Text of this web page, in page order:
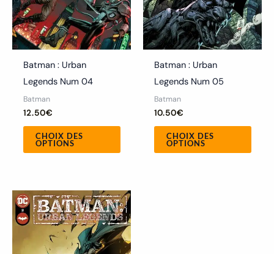
Batman : Urban
Legends Num 04
Batman
12.50€
CHOIX DES
OPTIONS
être
choisies
sur
Batman : Urban
Legends Num 05
Batman
10.50€
CHOIX DES
OPTIONS
être
sur
Ce
produit
a
plusieurs